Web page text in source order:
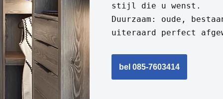
stijl die u wenst.
Duurzaam: oude,
uiteraard perfect
bel 085-7603414